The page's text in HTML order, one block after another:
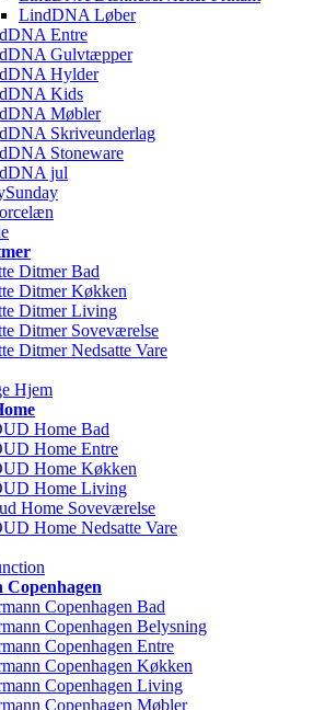
LindDNA Løber
Entre
Gulvtæpper
Hylder
Kids
Møbler
Skriveunderlag
Stoneware
jul
Ditmer Bad
Ditmer Køkken
Ditmer Living
Ditmer Soveværelse
Ditmer Nedsatte Vare
Hjem
Home Bad
Home Entre
Home Køkken
Home Living
Home Soveværelse
Home Nedsatte Vare
Copenhagen
Copenhagen Bad
Copenhagen Belysning
Copenhagen Entre
Copenhagen Køkken
Copenhagen Living
Copenhagen Møbler